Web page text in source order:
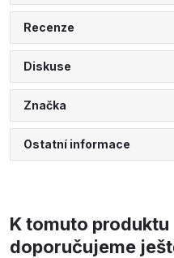
Recenze
Diskuse
Značka
Ostatní informace
K tomuto produktu
doporučujeme